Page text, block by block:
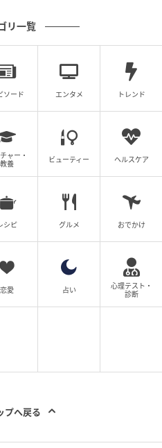
柄ワンピース
リ一覧
ソード エンタメ トレンド
ャー・
教養
ビューティー ヘルスケア
シピ グルメ おでかけ
恋愛 占い
心理テスト・
診断
プへ戻る